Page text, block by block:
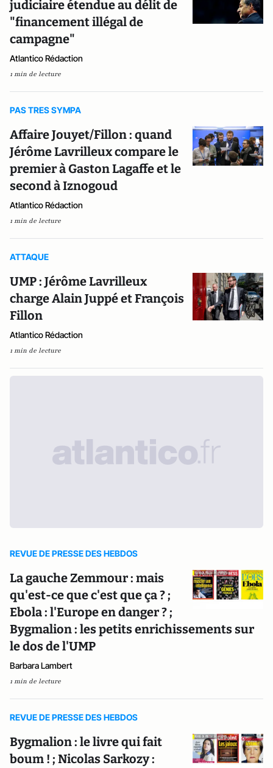
judiciaire étendue au délit de
"financement illégal de
campagne"
Atlantico Rédaction
1 min de lecture
PAS TRES SYMPA
Affaire Jouyet/Fillon : quand
Jérôme Lavrilleux compare le
premier à Gaston Lagaffe et le
second à Iznogoud
Atlantico Rédaction
1 min de lecture
ATTAQUE
UMP : Jérôme Lavrilleux
charge Alain Juppé et François
Fillon
Atlantico Rédaction
1 min de lecture
REVUE DE PRESSE DES HEBDOS
La gauche Zemmour : mais
qu'est-ce que c'est que ça ? ;
Ebola : l'Europe en danger ? ;
Bygmalion : les petits enrichissements sur
le dos de l'UMP
Barbara Lambert
1 min de lecture
REVUE DE PRESSE DES HEBDOS
Bygmalion : le livre qui fait
boum ! ; Nicolas Sarkozy :